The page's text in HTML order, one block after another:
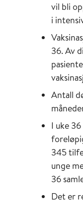
vil bli
i
36. Av
Antall
I uke
345
unge
36
Det er